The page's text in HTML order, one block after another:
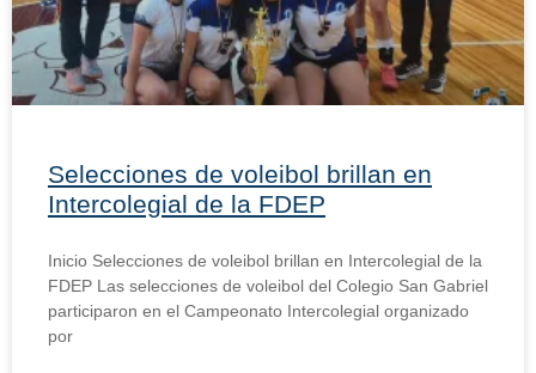
Selecciones de voleibol brillan en
Intercolegial de la FDEP
Inicio Selecciones de voleibol brillan en Intercolegial de la
FDEP Las selecciones de voleibol del Colegio San Gabriel
participaron en el Campeonato Intercolegial organizado
por